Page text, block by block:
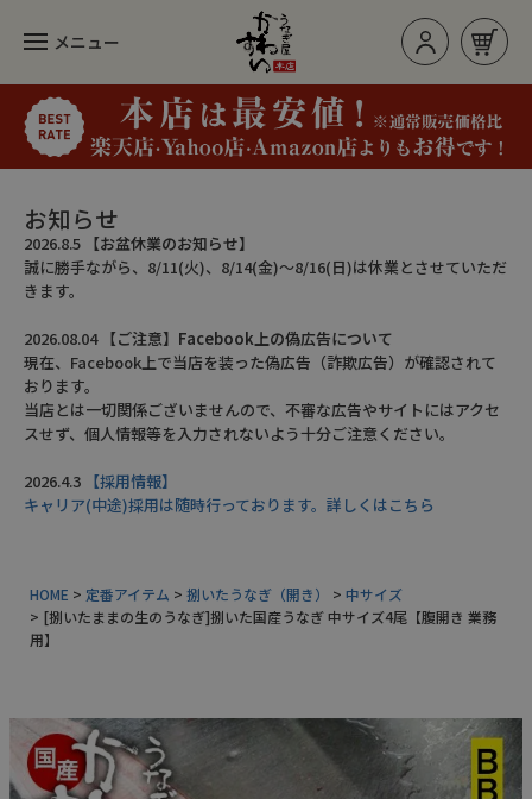
メニュー
お知らせ
2026.8.5 【お盆休業のお知らせ】
誠に勝手ながら、8/11(火)、8/14(金)～8/16(日)は休業とさせていただ
きます。
2026.08.04 【ご注意】Facebook上の偽広告について
現在、Facebook上で当店を装った偽広告（詐欺広告）が確認されて
おります。
当店とは一切関係ございませんので、不審な広告やサイトにはアクセ
スせず、個人情報等を入力されないよう十分ご注意ください。
2026.4.3 【採用情報】
キャリア(中途)採用は随時行っております。詳しくはこちら
HOME 定番アイテム 捌いたうなぎ（開き）
中サイズ
[捌いたままの生のうなぎ]捌いた国産うなぎ 中サイズ4尾【腹開き 業務
用】
ログイン/新規登録 お買い物カゴ
カテゴリー
人気のセット
長焼き
きざみうなぎ
ギフトセット
タレ・山椒
業務用商品